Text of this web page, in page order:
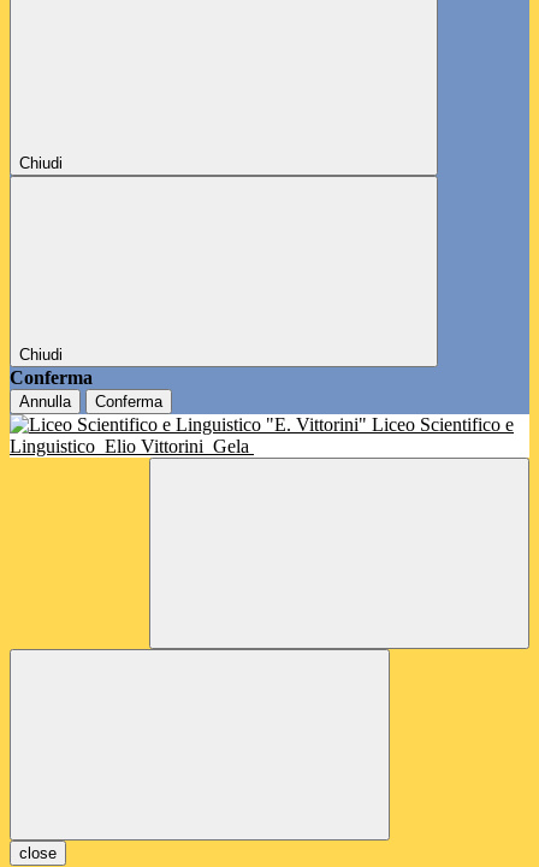
Chiudi
Chiudi
Conferma
Annulla Conferma
Liceo Scientifico e
Linguistico Elio Vittorini Gela
close